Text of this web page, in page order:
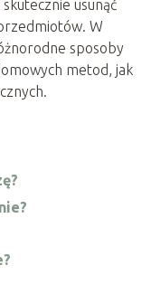
usunąć
W
sposoby
metod, jak